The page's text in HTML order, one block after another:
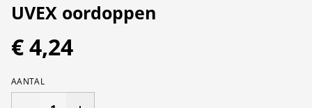
UVEX oordoppen
€ 4,24
AANTAL